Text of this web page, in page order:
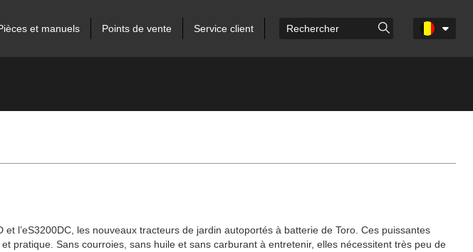
et manuels Points de vente Service client
l’eS3200DC, les nouveaux tracteurs de jardin autoportés à batterie de Toro. Ces puissantes
pratique. Sans courroies, sans huile et sans carburant à entretenir, elles nécessitent très peu de